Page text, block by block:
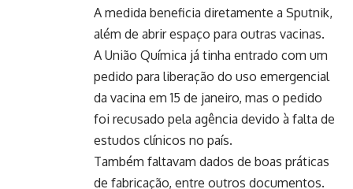
A medida beneficia diretamente a Sputnik,
além de abrir espaço para outras vacinas.
A União Química já tinha entrado com um
pedido para liberação do uso emergencial
da vacina em 15 de janeiro, mas o pedido
foi recusado pela agência devido à falta de
estudos clínicos no país.
Também faltavam dados de boas práticas
de fabricação, entre outros documentos.